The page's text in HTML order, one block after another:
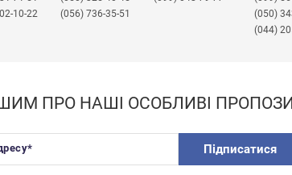
10-22
(056) 736-35-51
(050)
(044)
ПРО НАШІ ОСОБЛИВІ
* Підписатися